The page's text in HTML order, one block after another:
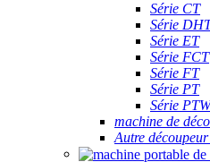
Série CT
Série
Série ET
Série FCT
Série FT
Série PT
Série PTW
machine de
Autre